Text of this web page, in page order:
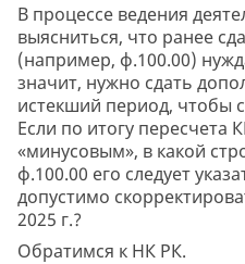
В процессе ведения
выясниться, что ранее
(например, ф.100.00)
значит, нужно сдать
истекший период, чтобы
Если по итогу пересчета
«минусовым», в какой
ф.100.00 его следует
допустимо
2025 г.?
Обратимся к НК РК.